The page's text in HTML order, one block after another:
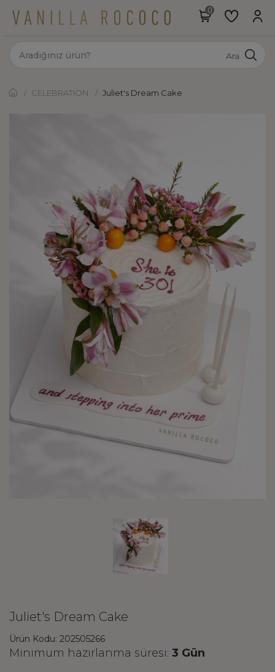
Ara
CELEBRATION Juliet's Dream Cake
Juliet's Dream Cake
Ürün Kodu: 202505266
Minimum hazırlanma süresi: 3 Gün